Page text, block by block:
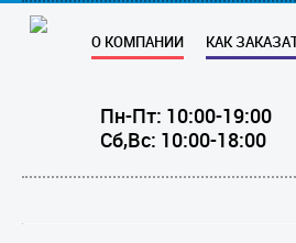
О КОМПАНИИ КАК
Пн-Пт: 10:00-19:00
Сб,Вс: 10:00-18:00